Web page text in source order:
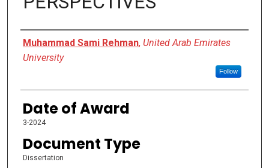
Author
Muhammad Sami Rehman, United Arab Emirates
University
Follow
Date of Award
3-2024
Document Type
Dissertation